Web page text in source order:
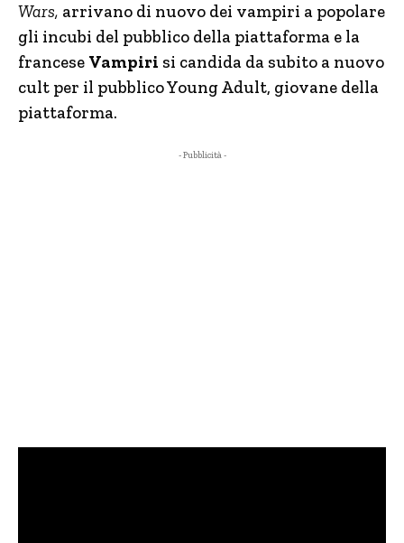
Wars, arrivano di nuovo dei vampiri a popolare
gli incubi del pubblico della piattaforma e la
francese Vampiri si candida da subito a nuovo
cult per il pubblico Young Adult, giovane della
piattaforma.
- Pubblicità -